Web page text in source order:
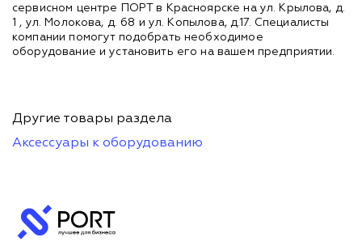
сервисном центре ПОРТ в Красноярске на ул. Крылова, д.
1 , ул. Молокова, д. 68 и ул. Копылова, д.17. Специалисты
компании помогут подобрать необходимое
оборудование и установить его на вашем предприятии.
Другие товары раздела
Аксессуары к оборудованию